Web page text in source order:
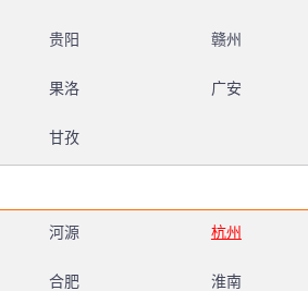
贵阳 赣州
果洛 广安
甘孜
河源 杭州
合肥 淮南